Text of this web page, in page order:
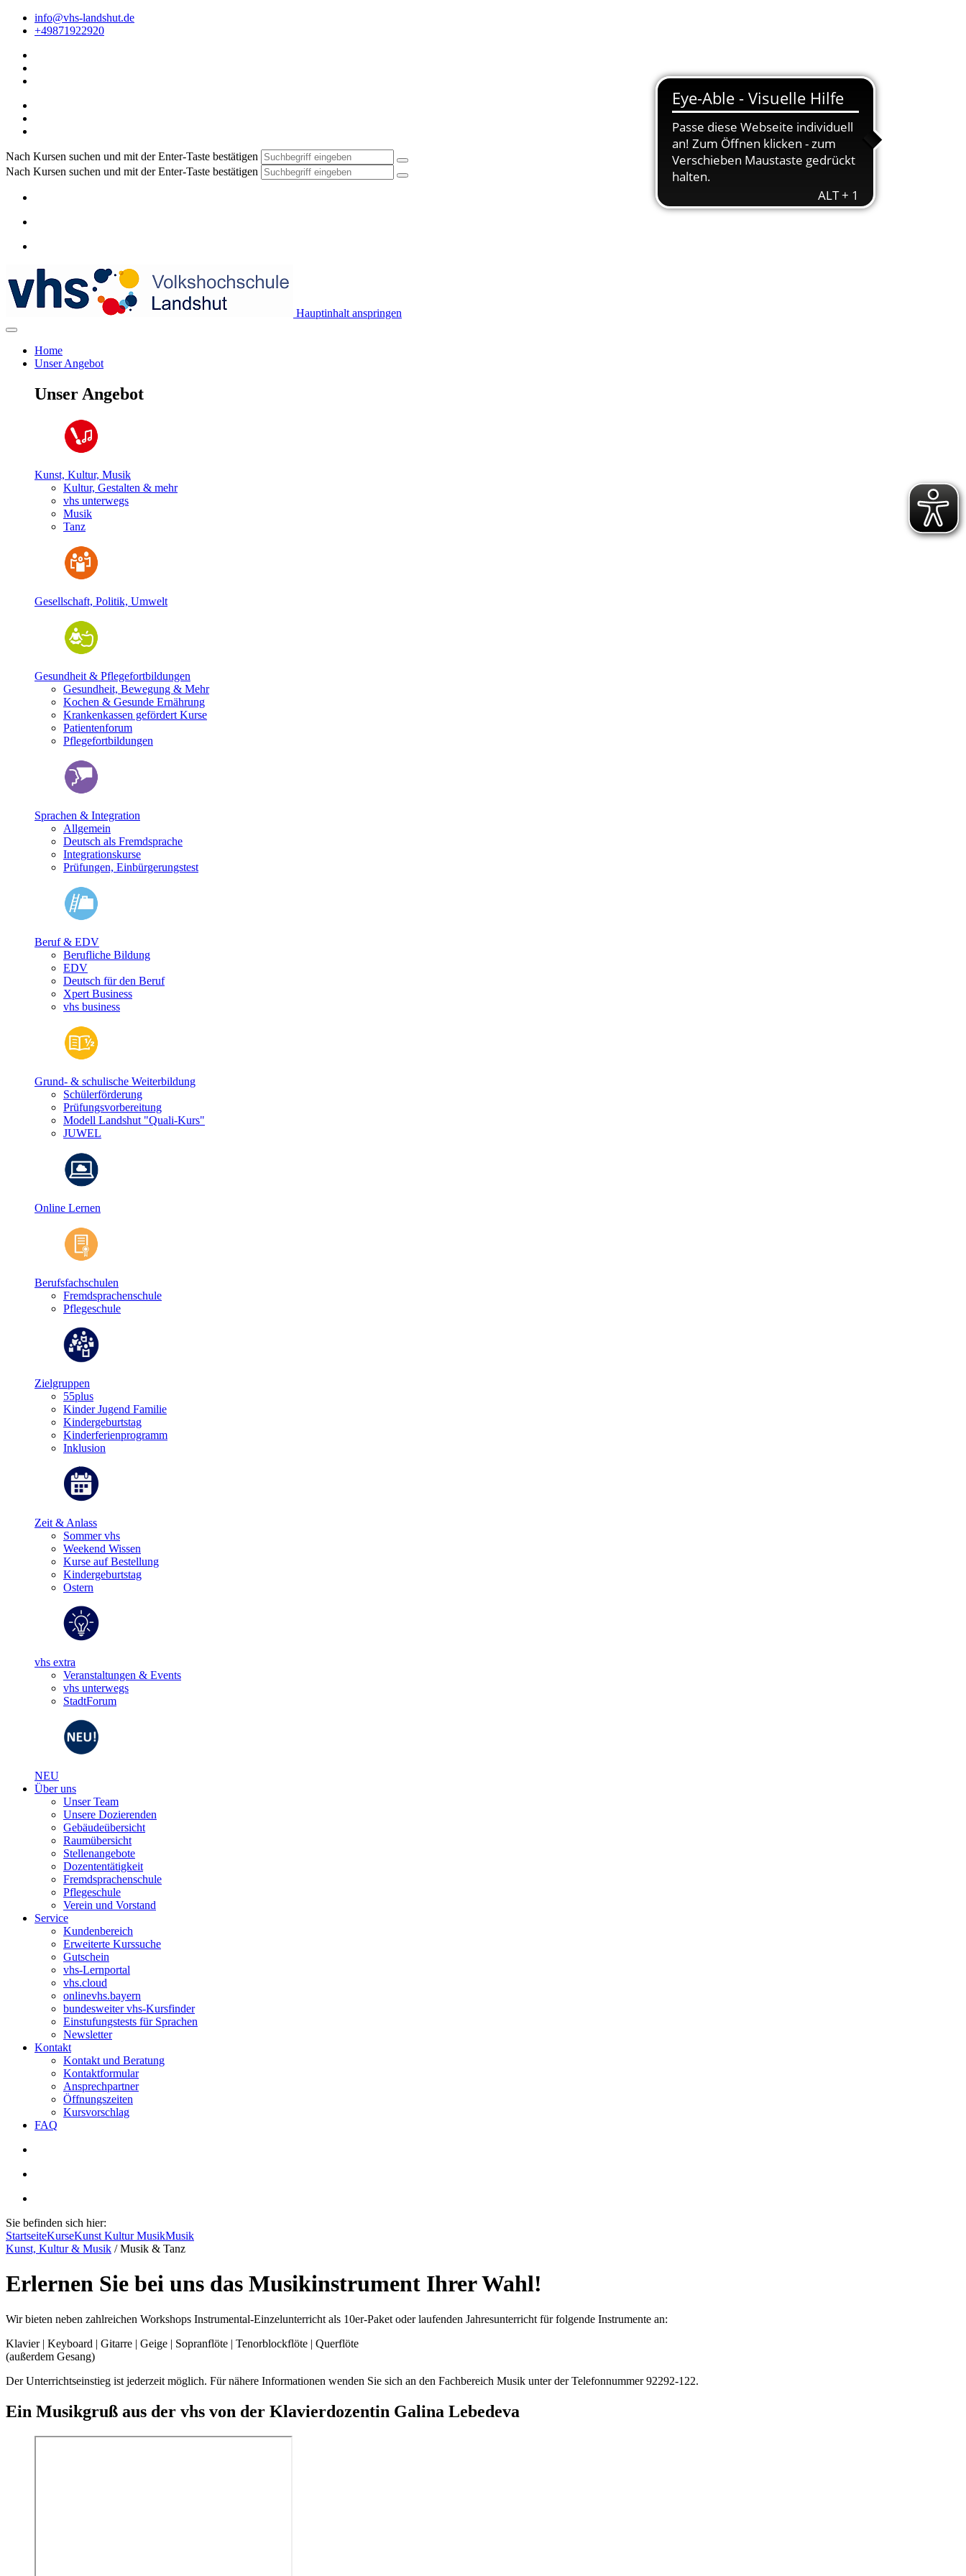
info@vhs-landshut.de
+49871922920
Nach Kursen suchen und mit der Enter-Taste bestätigen
Nach Kursen suchen und mit der Enter-Taste bestätigen
Hauptinhalt anspringen
Home
Unser Angebot
Unser Angebot
Kunst, Kultur, Musik
Kultur, Gestalten & mehr
vhs unterwegs
Musik
Tanz
Gesellschaft, Politik, Umwelt
Gesundheit & Pflegefortbildungen
Gesundheit, Bewegung & Mehr
Kochen & Gesunde Ernährung
Krankenkassen gefördert Kurse
Patientenforum
Pflegefortbildungen
Sprachen & Integration
Allgemein
Deutsch als Fremdsprache
Integrationskurse
Prüfungen, Einbürgerungstest
Beruf & EDV
Berufliche Bildung
EDV
Deutsch für den Beruf
Xpert Business
vhs business
Grund- & schulische Weiterbildung
Schülerförderung
Prüfungsvorbereitung
Modell Landshut "Quali-Kurs"
JUWEL
Online Lernen
Berufsfachschulen
Fremdsprachenschule
Pflegeschule
Zielgruppen
55plus
Kinder Jugend Familie
Kindergeburtstag
Kinderferienprogramm
Inklusion
Zeit & Anlass
Sommer vhs
Weekend Wissen
Kurse auf Bestellung
Kindergeburtstag
Ostern
vhs extra
Veranstaltungen & Events
vhs unterwegs
StadtForum
NEU
Über uns
Unser Team
Unsere Dozierenden
Gebäudeübersicht
Raumübersicht
Stellenangebote
Dozententätigkeit
Fremdsprachenschule
Pflegeschule
Verein und Vorstand
Service
Kundenbereich
Erweiterte Kurssuche
Gutschein
vhs-Lernportal
vhs.cloud
onlinevhs.bayern
bundesweiter vhs-Kursfinder
Einstufungstests für Sprachen
Newsletter
Kontakt
Kontakt und Beratung
Kontaktformular
Ansprechpartner
Öffnungszeiten
Kursvorschlag
FAQ
Sie befinden sich hier:
StartseiteKurseKunst Kultur MusikMusik
Kunst, Kultur & Musik /Musik & Tanz
Erlernen Sie bei uns das Musikinstrument Ihrer Wahl!
Wir bieten neben zahlreichen Workshops Instrumental-Einzelunterricht als 10er-Paket oder laufenden Jahresunterricht für folgende Instrumente an:
Klavier | Keyboard | Gitarre | Geige | Sopranflöte | Tenorblockflöte | Querflöte
(außerdem Gesang)
Der Unterrichtseinstieg ist jederzeit möglich. Für nähere Informationen wenden Sie sich an den Fachbereich Musik unter der Telefonnummer 92292-122.
Ein Musikgruß aus der vhs von der Klavierdozentin Galina Lebedeva